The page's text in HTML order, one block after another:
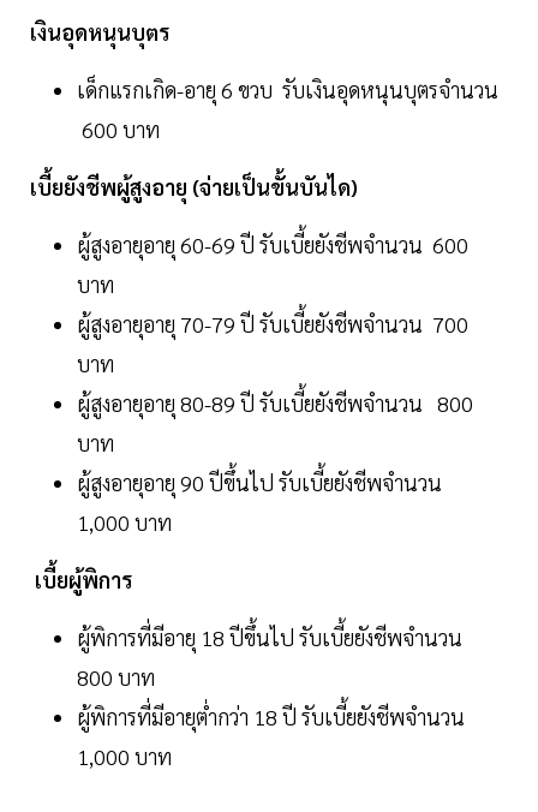
เงินอุดหนุนบุตร
เด็กแรกเกิด-อายุ 6 ขวบ รับเงินอุดหนุนบุตรจำนวน
600 บาท
เบี้ยยังชีพผู้สูงอายุ (จ่ายเป็นขั้นบันได)
ผู้สูงอายุอายุ 60-69 ปี รับเบี้ยยังชีพจำนวน 600
บาท
ผู้สูงอายุอายุ 70-79 ปี รับเบี้ยยังชีพจำนวน 700
บาท
ผู้สูงอายุอายุ 80-89 ปี รับเบี้ยยังชีพจำนวน 800
บาท
ผู้สูงอายุอายุ 90 ปีขึ้นไป รับเบี้ยยังชีพจำนวน
1,000 บาท
เบี้ยผู้พิการ
ผู้พิการที่มีอายุ 18 ปีขึ้นไป รับเบี้ยยังชีพจำนวน
800 บาท
ผู้พิการที่มีอายุต่ำกว่า 18 ปี รับเบี้ยยังชีพจำนวน
1,000 บาท